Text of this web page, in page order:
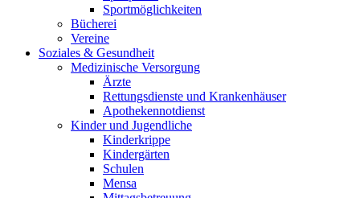
Sportmöglichkeiten
Bücherei
Vereine
Soziales & Gesundheit
Medizinische Versorgung
Ärzte
Rettungsdienste und Krankenhäuser
Apothekennotdienst
Kinder und Jugendliche
Kinderkrippe
Kindergärten
Schulen
Mensa